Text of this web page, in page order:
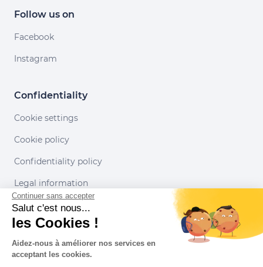
Follow us on
Facebook
Instagram
Confidentiality
Cookie settings
Cookie policy
Confidentiality policy
Legal information
Conditions of use
Our partners
Continuer sans accepter
Salut c'est nous...
les Cookies !
Aidez-nous à améliorer nos services en
acceptant les cookies.